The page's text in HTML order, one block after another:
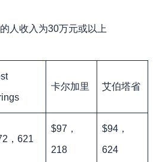
人收入为30万元或以上
卡尔加里 艾伯塔省
，621
$97，
218
$94，
624